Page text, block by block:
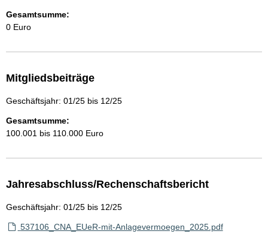
Gesamtsumme:
0 Euro
Mitgliedsbeiträge
Geschäftsjahr: 01/25 bis 12/25
Gesamtsumme:
100.001 bis 110.000 Euro
Jahresabschluss/Rechenschaftsbericht
Geschäftsjahr: 01/25 bis 12/25
537106_CNA_EUeR-mit-Anlagevermoegen_2025.pdf